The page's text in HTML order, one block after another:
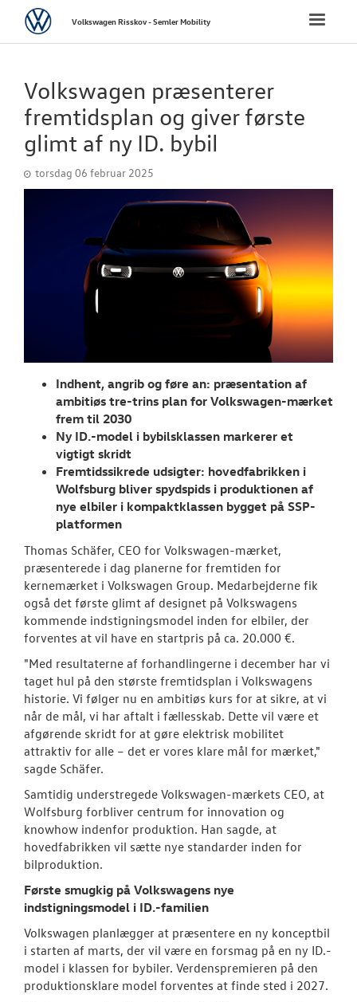
NYE
BRUGTE BILER
CALIFORNIA
VÆRKSTED
SKADECENTER
TILBEHØR
RESERVEDELE
NYHEDER
Tilmeld dig
Danmarks
OM OS
JOB OG
Toggle
VolkswagenVolkswagen Risskov - Semler Mobility
Volkswagen præsenterer
fremtidsplan og giver første
glimt af ny ID. bybil
torsdag 06 februar 2025
Indhent, angrib og føre an: præsentation af
ambitiøs tre-trins plan for Volkswagen-mærket
frem til 2030
Ny ID.-model i bybilsklassen markerer et
vigtigt skridt
Fremtidssikrede udsigter: hovedfabrikken i
Wolfsburg bliver spydspids i produktionen af
nye elbiler i kompaktklassen bygget på SSP-
platformen
Thomas Schäfer, CEO for Volkswagen-mærket,
præsenterede i dag planerne for fremtiden for
kernemærket i Volkswagen Group. Medarbejderne fik
også det første glimt af designet på Volkswagens
kommende indstigningsmodel inden for elbiler, der
forventes at vil have en startpris på ca. 20.000 €.
"Med resultaterne af forhandlingerne i december har vi
taget hul på den største fremtidsplan i Volkswagens
historie. Vi følger nu en ambitiøs kurs for at sikre, at vi
når de mål, vi har aftalt i fællesskab. Dette vil være et
afgørende skridt for at gøre elektrisk mobilitet
attraktiv for alle – det er vores klare mål for mærket,"
sagde Schäfer.
Samtidig understregede Volkswagen-mærkets CEO, at
Wolfsburg forbliver centrum for innovation og
knowhow indenfor produktion. Han sagde, at
hovedfabrikken vil sætte nye standarder inden for
bilproduktion.
Første smugkig på Volkswagens nye
indstigningsmodel i ID.-familien
Volkswagen planlægger at præsentere en ny konceptbil
i starten af marts, der vil være en forsmag på en ny ID.-
model i klassen for bybiler. Verdenspremieren på den
produktionsklare model forventes at finde sted i 2027.